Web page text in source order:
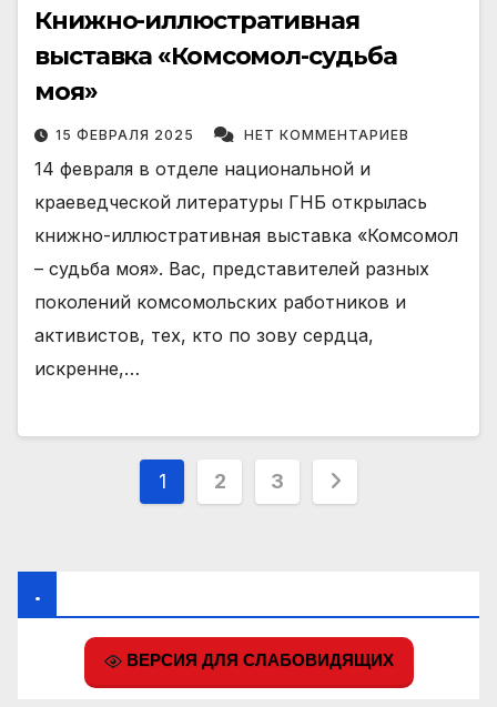
Книжно-иллюстративная
выставка «Комсомол-судьба
моя»
15 ФЕВРАЛЯ 2025 НЕТ КОММЕНТАРИЕВ
14 февраля в отделе национальной и
краеведческой литературы ГНБ открылась
книжно-иллюстративная выставка «Комсомол
– судьба моя». Вас, представителей разных
поколений комсомольских работников и
активистов, тех, кто по зову сердца,
искренне,…
Пагинация
1 2 3
.
ВЕРСИЯ ДЛЯ СЛАБОВИДЯЩИХ